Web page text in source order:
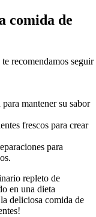
comida de
recomendamos seguir
mantener su sabor
frescos para crear
para
repleto de
en una dieta
deliciosa comida de